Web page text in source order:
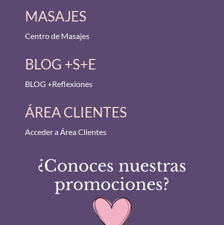
MASAJES
Centro de Masajes
BLOG +S+E
BLOG +Reflexiones
ÁREA CLIENTES
Acceder a Área Clientes
¿Conoces nuestras
promociones?